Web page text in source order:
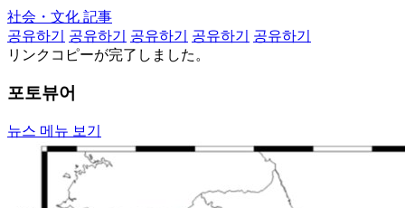
社会・文化 記事
공유하기
공유하기 공유하기 공유하기
공유하기
リンクコピーが完了しました。
포토뷰어
뉴스 메뉴 보기